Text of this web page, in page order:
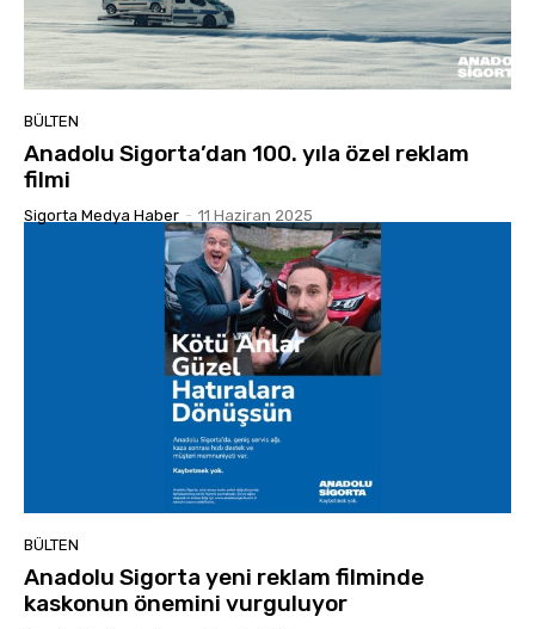
BÜLTEN
Anadolu Sigorta’dan 100. yıla özel reklam
filmi
Sigorta Medya Haber - 11 Haziran 2025
BÜLTEN
Anadolu Sigorta yeni reklam filminde
kaskonun önemini vurguluyor